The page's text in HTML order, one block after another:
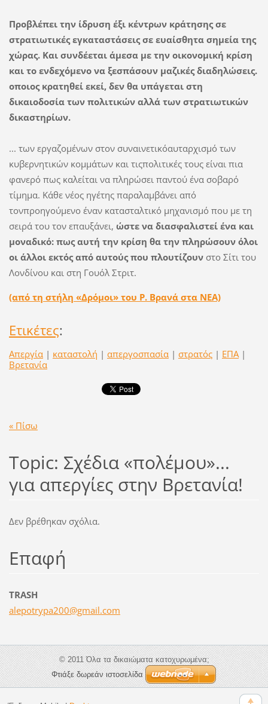
Προβλέπει την ίδρυση έξι κέντρων κράτησης σε
στρατιωτικές εγκαταστάσεις σε ευαίσθητα σηµεία της
χώρας. Και συνδέεται άµεσα µε την οικονοµική κρίση
και το ενδεχόµενο να ξεσπάσουν µαζικές διαδηλώσεις.
οποιος κρατηθεί εκεί, δεν θα υπάγεται στη
δικαιοδοσία των πολιτικών αλλά των στρατιωτικών
δικαστηρίων.
... των εργαζοµένων στον συναινετικόαυταρχισµό των
κυβερνητικών κοµµάτων και τιςπολιτικές τους είναι πια
φανερό πως καλείται να πληρώσει παντού ένα σοβαρό
τίµηµα. Κάθε νέος ηγέτης παραλαµβάνει από
τονπροηγούµενο έναν κατασταλτικό µηχανισµό που µε τη
σειρά του τον επαυξάνει, ώστε να διασφαλιστεί ένα και
µοναδικό: πως αυτή την κρίση θα την πληρώσουν όλοι
οι άλλοι εκτός από αυτούς που πλουτίζουνστο Σίτι του
Λονδίνου και στη Γουόλ Στριτ.
(από τη στήλη «Δρόμοι» του Ρ. Βρανά στα ΝΕΑ)
Ετικέτες:
Απεργία | καταστολή | απεργοσπασία | στρατός | ΕΠΑ |
Βρετανία
« Πίσω
Topic: Σχέδια «πολέµου»...
για απεργίες στην Βρετανία!
Δεν βρέθηκαν σχόλια.
Επαφή
ΤRASH
alepotrypa200@gmail.com
© 2011 Όλα τα δικαιώματα κατοχυρωμένα;
Φτιάξε δωρεάν ιστοσελίδα